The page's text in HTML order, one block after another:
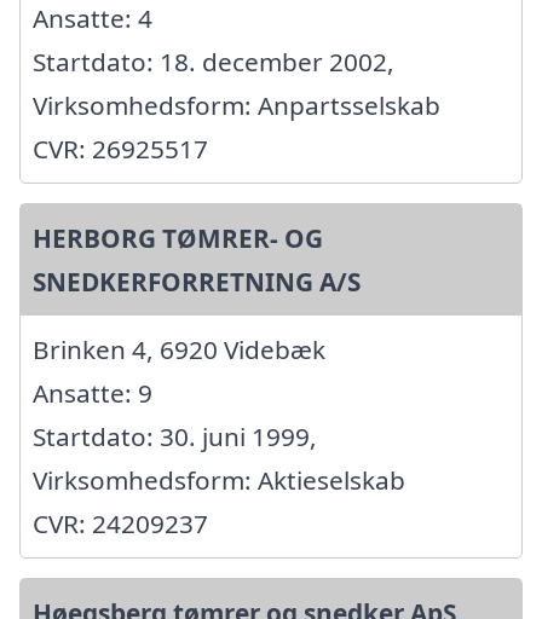
Ansatte: 4
Startdato: 18. december 2002,
Virksomhedsform: Anpartsselskab
CVR: 26925517
HERBORG TØMRER- OG
SNEDKERFORRETNING A/S
Brinken 4, 6920 Videbæk
Ansatte: 9
Startdato: 30. juni 1999,
Virksomhedsform: Aktieselskab
CVR: 24209237